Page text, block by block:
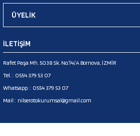
ÜYELİK
İLETİŞİM
Rafet Paşa Mh. 5038 Sk. No:14/A Bornova, İZMİR
Tel. : 0554 379 53 07
Whatsapp. : 0554 379 53 07
Mail : nilserotokurumsal@gmail.com